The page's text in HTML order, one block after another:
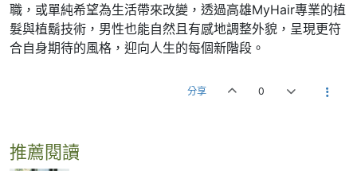
職，或單純希望為生活帶來改變，透過高雄MyHair專業的植
髮與植鬍技術，男性也能自然且有感地調整外貌，呈現更符
合自身期待的風格，迎向人生的每個新階段。
分享 0
推薦閱讀